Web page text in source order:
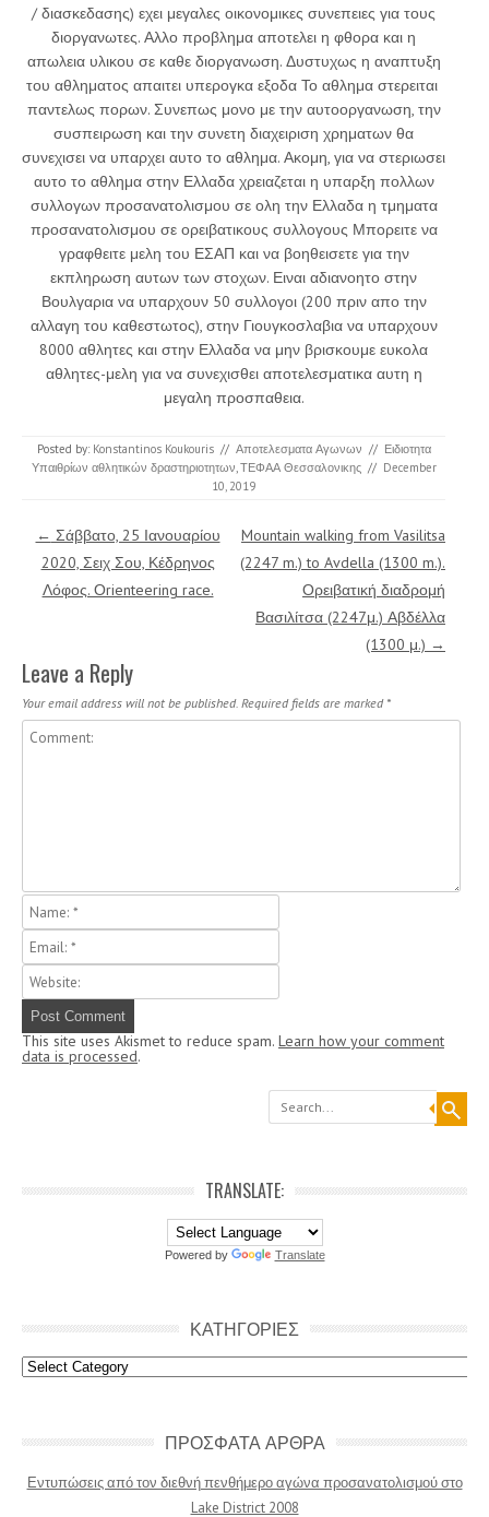
/ διασκεδασης) εχει μεγαλες οικονομικες συνεπειες για τους
διοργανωτες. Αλλο προβλημα αποτελει η φθορα και η
απωλεια υλικου σε καθε διοργανωση. Δυστυχως η αναπτυξη
του αθληματος απαιτει υπερογκα εξοδα Το αθλημα στερειται
παντελως πορων. Συνεπως μονο με την αυτοοργανωση, την
συσπειρωση και την συνετη διαχειριση χρηματων θα
συνεχισει να υπαρχει αυτο το αθλημα. Ακομη, για να στεριωσει
αυτο το αθλημα στην Ελλαδα χρειαζεται η υπαρξη πολλων
συλλογων προσανατολισμου σε ολη την Ελλαδα η τμηματα
προσανατολισμου σε ορειβατικους συλλογους Μπορειτε να
γραφθειτε μελη του ΕΣΑΠ και να βοηθεισετε για την
εκπληρωση αυτων των στοχων. Ειναι αδιανοητο στην
Βουλγαρια να υπαρχουν 50 συλλογοι (200 πριν απο την
αλλαγη του καθεστωτος), στην Γιουγκοσλαβια να υπαρχουν
8000 αθλητες και στην Ελλαδα να μην βρισκουμε ευκολα
αθλητες-μελη για να συνεχισθει αποτελεσματικα αυτη η
μεγαλη προσπαθεια.
Posted by: Konstantinos Koukouris // Αποτελεσματα Αγωνων // Ειδιοτητα
Υπαιθρίων αθλητικών δραστηριοτητων,ΤΕΦΑΑ Θεσσαλονικης // December
10, 2019
Post navigation
← Σάββατο, 25 Ιανουαρίου
2020, Σειχ Σου, Κέδρηνος
Λόφος. Οrienteering race.
Mountain walking from Vasilitsa
(2247 m.) to Avdella (1300 m.).
Ορειβατική διαδρομή
Βασιλίτσα (2247μ.) Αβδέλλα
(1300 μ.) →
Leave a Reply
Your email address will not be published. Required fields are marked *
This site uses Akismet to reduce spam. Learn how your comment
data is processed.
Search
TRANSLATE:
Powered by Translate
ΚΑΤΗΓΟΡΙΕΣ
Κατηγοριες
ΠΡΟΣΦΑΤΑ ΑΡΘΡΑ
Εντυπώσεις από τον διεθνή πενθήμερο αγώνα προσανατολισμού στο
Lake District 2008